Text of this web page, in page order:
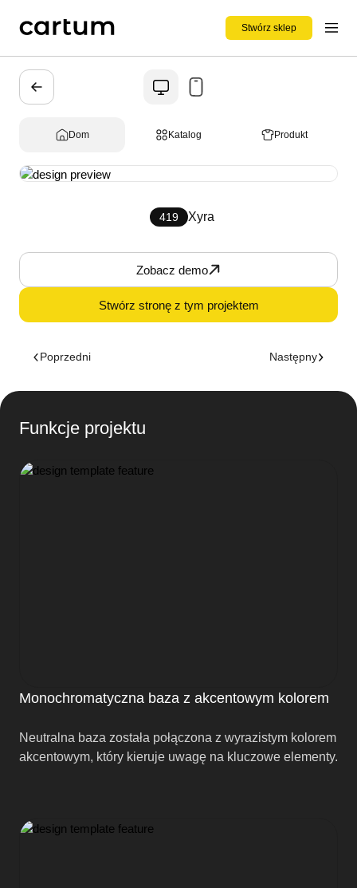
Stwórz sklep
Dom Katalog Produkt
419 Xyra
Zobacz demo
Stwórz stronę z tym projektem
Poprzedni Następny
Funkcje projektu
Monochromatyczna baza z akcentowym kolorem
Neutralna baza została połączona z wyrazistym kolorem
akcentowym, który kieruje uwagę na kluczowe elementy.